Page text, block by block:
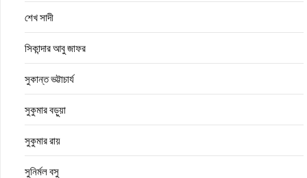
শেখ সাদী
সিকান্দার আবু জাফর
সুকান্ত ভট্টাচার্য
সুকুমার বড়ুয়া
সুকুমার রায়
সুনির্মল বসু